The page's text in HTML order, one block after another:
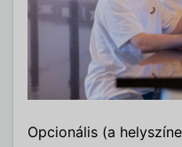
Opcionális (a